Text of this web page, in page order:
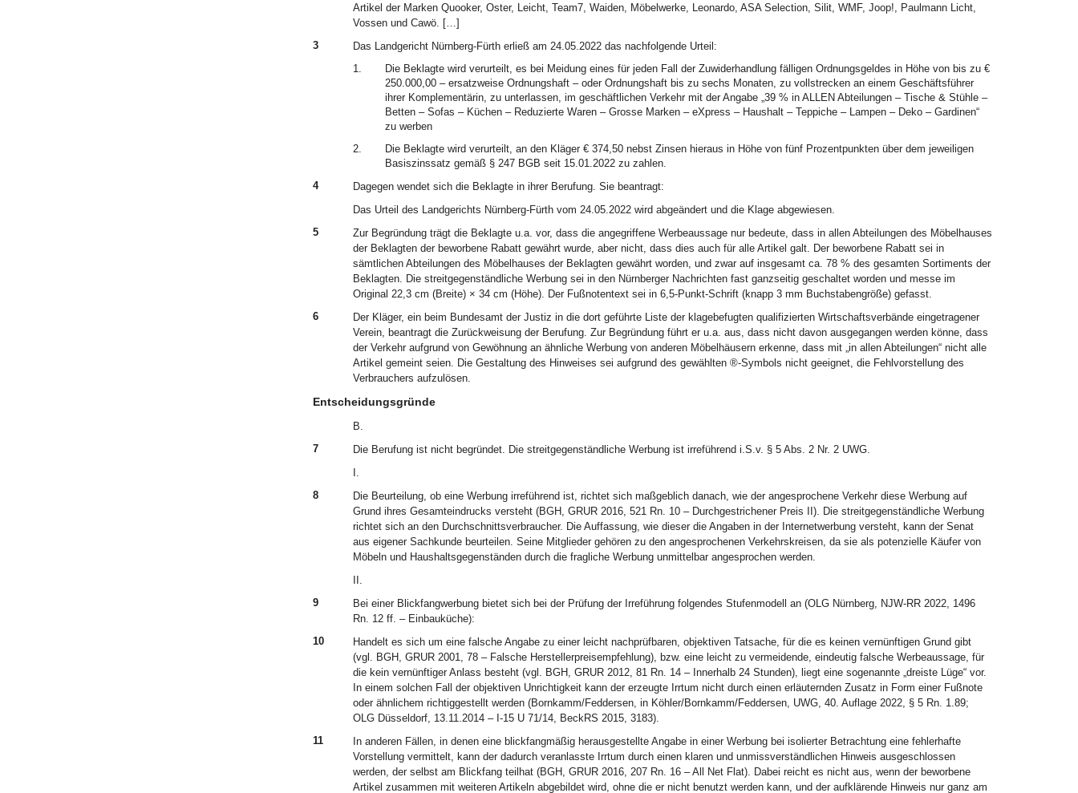
Artikel der Marken Quooker, Oster, Leicht, Team7, Waiden, Möbelwerke, Leonardo, ASA Selection, Silit, WMF, Joop!, Paulmann Licht,
Vossen und Cawö. […]
3
Das Landgericht Nürnberg-Fürth erließ am 24.05.2022 das nachfolgende Urteil:
1.
Die Beklagte wird verurteilt, es bei Meidung eines für jeden Fall der Zuwiderhandlung fälligen Ordnungsgeldes in Höhe von bis zu €
250.000,00 – ersatzweise Ordnungshaft – oder Ordnungshaft bis zu sechs Monaten, zu vollstrecken an einem Geschäftsführer
ihrer Komplementärin, zu unterlassen, im geschäftlichen Verkehr mit der Angabe „39 % in ALLEN Abteilungen – Tische & Stühle –
Betten – Sofas – Küchen – Reduzierte Waren – Grosse Marken – eXpress – Haushalt – Teppiche – Lampen – Deko – Gardinen“
zu werben
2.
Die Beklagte wird verurteilt, an den Kläger € 374,50 nebst Zinsen hieraus in Höhe von fünf Prozentpunkten über dem jeweiligen
Basiszinssatz gemäß § 247 BGB seit 15.01.2022 zu zahlen.
4
Dagegen wendet sich die Beklagte in ihrer Berufung. Sie beantragt:
Das Urteil des Landgerichts Nürnberg-Fürth vom 24.05.2022 wird abgeändert und die Klage abgewiesen.
5
Zur Begründung trägt die Beklagte u.a. vor, dass die angegriffene Werbeaussage nur bedeute, dass in allen Abteilungen des Möbelhauses
der Beklagten der beworbene Rabatt gewährt wurde, aber nicht, dass dies auch für alle Artikel galt. Der beworbene Rabatt sei in
sämtlichen Abteilungen des Möbelhauses der Beklagten gewährt worden, und zwar auf insgesamt ca. 78 % des gesamten Sortiments der
Beklagten. Die streitgegenständliche Werbung sei in den Nürnberger Nachrichten fast ganzseitig geschaltet worden und messe im
Original 22,3 cm (Breite) × 34 cm (Höhe). Der Fußnotentext sei in 6,5-Punkt-Schrift (knapp 3 mm Buchstabengröße) gefasst.
6
Der Kläger, ein beim Bundesamt der Justiz in die dort geführte Liste der klagebefugten qualifizierten Wirtschaftsverbände eingetragener
Verein, beantragt die Zurückweisung der Berufung. Zur Begründung führt er u.a. aus, dass nicht davon ausgegangen werden könne, dass
der Verkehr aufgrund von Gewöhnung an ähnliche Werbung von anderen Möbelhäusern erkenne, dass mit „in allen Abteilungen“ nicht alle
Artikel gemeint seien. Die Gestaltung des Hinweises sei aufgrund des gewählten ®-Symbols nicht geeignet, die Fehlvorstellung des
Verbrauchers aufzulösen.
Entscheidungsgründe
B.
7
Die Berufung ist nicht begründet. Die streitgegenständliche Werbung ist irreführend i.S.v. § 5 Abs. 2 Nr. 2 UWG.
I.
8
Die Beurteilung, ob eine Werbung irreführend ist, richtet sich maßgeblich danach, wie der angesprochene Verkehr diese Werbung auf
Grund ihres Gesamteindrucks versteht (BGH, GRUR 2016, 521 Rn. 10 – Durchgestrichener Preis II). Die streitgegenständliche Werbung
richtet sich an den Durchschnittsverbraucher. Die Auffassung, wie dieser die Angaben in der Internetwerbung versteht, kann der Senat
aus eigener Sachkunde beurteilen. Seine Mitglieder gehören zu den angesprochenen Verkehrskreisen, da sie als potenzielle Käufer von
Möbeln und Haushaltsgegenständen durch die fragliche Werbung unmittelbar angesprochen werden.
II.
9
Bei einer Blickfangwerbung bietet sich bei der Prüfung der Irreführung folgendes Stufenmodell an (OLG Nürnberg, NJW-RR 2022, 1496
Rn. 12 ff. – Einbauküche):
10
Handelt es sich um eine falsche Angabe zu einer leicht nachprüfbaren, objektiven Tatsache, für die es keinen vernünftigen Grund gibt
(vgl. BGH, GRUR 2001, 78 – Falsche Herstellerpreisempfehlung), bzw. eine leicht zu vermeidende, eindeutig falsche Werbeaussage, für
die kein vernünftiger Anlass besteht (vgl. BGH, GRUR 2012, 81 Rn. 14 – Innerhalb 24 Stunden), liegt eine sogenannte „dreiste Lüge“ vor.
In einem solchen Fall der objektiven Unrichtigkeit kann der erzeugte Irrtum nicht durch einen erläuternden Zusatz in Form einer Fußnote
oder ähnlichem richtiggestellt werden (Bornkamm/Feddersen, in Köhler/Bornkamm/Feddersen, UWG, 40. Auflage 2022, § 5 Rn. 1.89;
OLG Düsseldorf, 13.11.2014 – I-15 U 71/14, BeckRS 2015, 3183).
11
In anderen Fällen, in denen eine blickfangmäßig herausgestellte Angabe in einer Werbung bei isolierter Betrachtung eine fehlerhafte
Vorstellung vermittelt, kann der dadurch veranlasste Irrtum durch einen klaren und unmissverständlichen Hinweis ausgeschlossen
werden, der selbst am Blickfang teilhat (BGH, GRUR 2016, 207 Rn. 16 – All Net Flat). Dabei reicht es nicht aus, wenn der beworbene
Artikel zusammen mit weiteren Artikeln abgebildet wird, ohne die er nicht benutzt werden kann, und der aufklärende Hinweis nur ganz am